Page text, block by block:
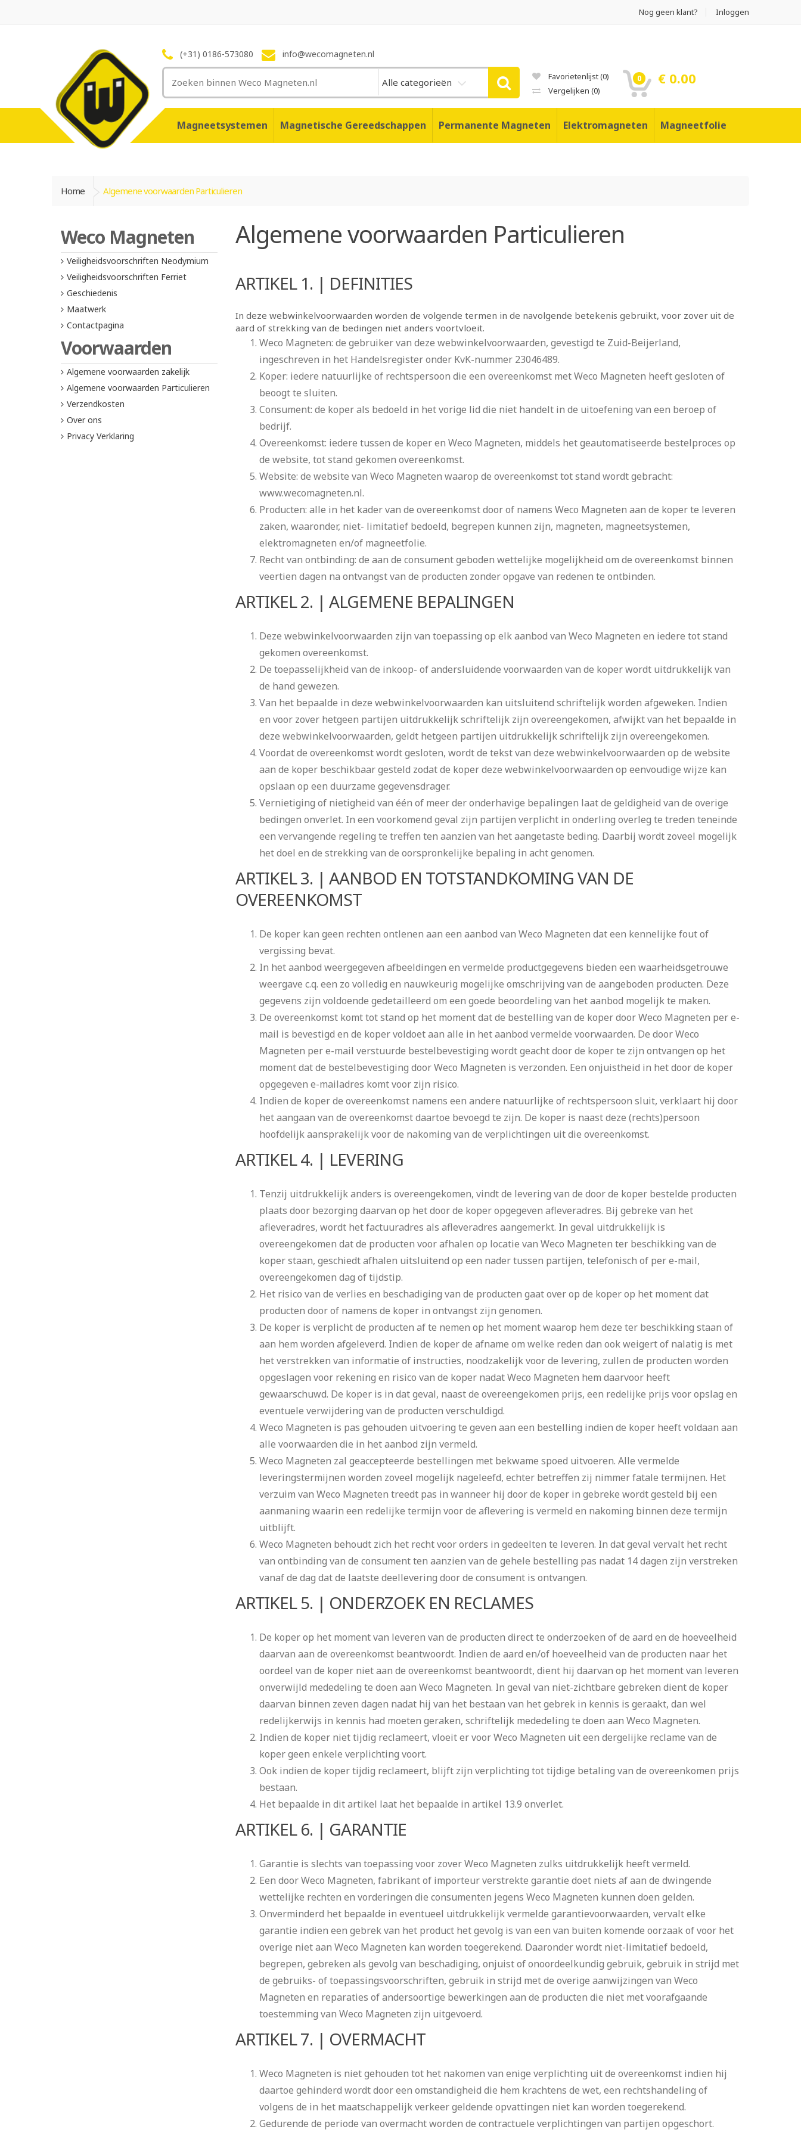
Nog geen klant? Inloggen
(+31) 0186-573080 info@wecomagneten.nl
Alle categorieën Favorietenlijst(0)
Vergelijken (0)
0 € 0.00
Magneetsystemen Magnetische Gereedschappen Permanente Magneten Elektromagneten Magneetfolie
Home Algemene voorwaarden Particulieren
Weco Magneten
Veiligheidsvoorschriften Neodymium
Veiligheidsvoorschriften Ferriet
Geschiedenis
Maatwerk
Contactpagina
Voorwaarden
Algemene voorwaarden zakelijk
Algemene voorwaarden Particulieren
Verzendkosten
Over ons
Privacy Verklaring
Algemene voorwaarden Particulieren
ARTIKEL 1. | DEFINITIES
In deze webwinkelvoorwaarden worden de volgende termen in de navolgende betekenis gebruikt, voor zover uit de
aard of strekking van de bedingen niet anders voortvloeit.
Weco Magneten: de gebruiker van deze webwinkelvoorwaarden, gevestigd te Zuid-Beijerland,
ingeschreven in het Handelsregister onder KvK-nummer 23046489.
Koper: iedere natuurlijke of rechtspersoon die een overeenkomst met Weco Magneten heeft gesloten of
beoogt te sluiten.
Consument: de koper als bedoeld in het vorige lid die niet handelt in de uitoefening van een beroep of
bedrijf.
Overeenkomst: iedere tussen de koper en Weco Magneten, middels het geautomatiseerde bestelproces op
de website, tot stand gekomen overeenkomst.
Website: de website van Weco Magneten waarop de overeenkomst tot stand wordt gebracht:
www.wecomagneten.nl.
Producten: alle in het kader van de overeenkomst door of namens Weco Magneten aan de koper te leveren
zaken, waaronder, niet- limitatief bedoeld, begrepen kunnen zijn, magneten, magneetsystemen,
elektromagneten en/of magneetfolie.
Recht van ontbinding: de aan de consument geboden wettelijke mogelijkheid om de overeenkomst binnen
veertien dagen na ontvangst van de producten zonder opgave van redenen te ontbinden.
ARTIKEL 2. | ALGEMENE BEPALINGEN
Deze webwinkelvoorwaarden zijn van toepassing op elk aanbod van Weco Magneten en iedere tot stand
gekomen overeenkomst.
De toepasselijkheid van de inkoop- of andersluidende voorwaarden van de koper wordt uitdrukkelijk van
de hand gewezen.
Van het bepaalde in deze webwinkelvoorwaarden kan uitsluitend schriftelijk worden afgeweken. Indien
en voor zover hetgeen partijen uitdrukkelijk schriftelijk zijn overeengekomen, afwijkt van het bepaalde in
deze webwinkelvoorwaarden, geldt hetgeen partijen uitdrukkelijk schriftelijk zijn overeengekomen.
Voordat de overeenkomst wordt gesloten, wordt de tekst van deze webwinkelvoorwaarden op de website
aan de koper beschikbaar gesteld zodat de koper deze webwinkelvoorwaarden op eenvoudige wijze kan
opslaan op een duurzame gegevensdrager.
Vernietiging of nietigheid van één of meer der onderhavige bepalingen laat de geldigheid van de overige
bedingen onverlet. In een voorkomend geval zijn partijen verplicht in onderling overleg te treden teneinde
een vervangende regeling te treffen ten aanzien van het aangetaste beding. Daarbij wordt zoveel mogelijk
het doel en de strekking van de oorspronkelijke bepaling in acht genomen.
ARTIKEL 3. | AANBOD EN TOTSTANDKOMING VAN DE
OVEREENKOMST
De koper kan geen rechten ontlenen aan een aanbod van Weco Magneten dat een kennelijke fout of
vergissing bevat.
In het aanbod weergegeven afbeeldingen en vermelde productgegevens bieden een waarheidsgetrouwe
weergave c.q. een zo volledig en nauwkeurig mogelijke omschrijving van de aangeboden producten. Deze
gegevens zijn voldoende gedetailleerd om een goede beoordeling van het aanbod mogelijk te maken.
De overeenkomst komt tot stand op het moment dat de bestelling van de koper door Weco Magneten per e-
mail is bevestigd en de koper voldoet aan alle in het aanbod vermelde voorwaarden. De door Weco
Magneten per e-mail verstuurde bestelbevestiging wordt geacht door de koper te zijn ontvangen op het
moment dat de bestelbevestiging door Weco Magneten is verzonden. Een onjuistheid in het door de koper
opgegeven e-mailadres komt voor zijn risico.
Indien de koper de overeenkomst namens een andere natuurlijke of rechtspersoon sluit, verklaart hij door
het aangaan van de overeenkomst daartoe bevoegd te zijn. De koper is naast deze (rechts)persoon
hoofdelijk aansprakelijk voor de nakoming van de verplichtingen uit die overeenkomst.
ARTIKEL 4. | LEVERING
Tenzij uitdrukkelijk anders is overeengekomen, vindt de levering van de door de koper bestelde producten
plaats door bezorging daarvan op het door de koper opgegeven afleveradres. Bij gebreke van het
afleveradres, wordt het factuuradres als afleveradres aangemerkt. In geval uitdrukkelijk is
overeengekomen dat de producten voor afhalen op locatie van Weco Magneten ter beschikking van de
koper staan, geschiedt afhalen uitsluitend op een nader tussen partijen, telefonisch of per e-mail,
overeengekomen dag of tijdstip.
Het risico van de verlies en beschadiging van de producten gaat over op de koper op het moment dat
producten door of namens de koper in ontvangst zijn genomen.
De koper is verplicht de producten af te nemen op het moment waarop hem deze ter beschikking staan of
aan hem worden afgeleverd. Indien de koper de afname om welke reden dan ook weigert of nalatig is met
het verstrekken van informatie of instructies, noodzakelijk voor de levering, zullen de producten worden
opgeslagen voor rekening en risico van de koper nadat Weco Magneten hem daarvoor heeft
gewaarschuwd. De koper is in dat geval, naast de overeengekomen prijs, een redelijke prijs voor opslag en
eventuele verwijdering van de producten verschuldigd.
Weco Magneten is pas gehouden uitvoering te geven aan een bestelling indien de koper heeft voldaan aan
alle voorwaarden die in het aanbod zijn vermeld.
Weco Magneten zal geaccepteerde bestellingen met bekwame spoed uitvoeren. Alle vermelde
leveringstermijnen worden zoveel mogelijk nageleefd, echter betreffen zij nimmer fatale termijnen. Het
verzuim van Weco Magneten treedt pas in wanneer hij door de koper in gebreke wordt gesteld bij een
aanmaning waarin een redelijke termijn voor de aflevering is vermeld en nakoming binnen deze termijn
uitblijft.
Weco Magneten behoudt zich het recht voor orders in gedeelten te leveren. In dat geval vervalt het recht
van ontbinding van de consument ten aanzien van de gehele bestelling pas nadat 14 dagen zijn verstreken
vanaf de dag dat de laatste deellevering door de consument is ontvangen.
ARTIKEL 5. | ONDERZOEK EN RECLAMES
De koper op het moment van leveren van de producten direct te onderzoeken of de aard en de hoeveelheid
daarvan aan de overeenkomst beantwoordt. Indien de aard en/of hoeveelheid van de producten naar het
oordeel van de koper niet aan de overeenkomst beantwoordt, dient hij daarvan op het moment van leveren
onverwijld mededeling te doen aan Weco Magneten. In geval van niet-zichtbare gebreken dient de koper
daarvan binnen zeven dagen nadat hij van het bestaan van het gebrek in kennis is geraakt, dan wel
redelijkerwijs in kennis had moeten geraken, schriftelijk mededeling te doen aan Weco Magneten.
Indien de koper niet tijdig reclameert, vloeit er voor Weco Magneten uit een dergelijke reclame van de
koper geen enkele verplichting voort.
Ook indien de koper tijdig reclameert, blijft zijn verplichting tot tijdige betaling van de overeenkomen prijs
bestaan.
Het bepaalde in dit artikel laat het bepaalde in artikel 13.9 onverlet.
ARTIKEL 6. | GARANTIE
Garantie is slechts van toepassing voor zover Weco Magneten zulks uitdrukkelijk heeft vermeld.
Een door Weco Magneten, fabrikant of importeur verstrekte garantie doet niets af aan de dwingende
wettelijke rechten en vorderingen die consumenten jegens Weco Magneten kunnen doen gelden.
Onverminderd het bepaalde in eventueel uitdrukkelijk vermelde garantievoorwaarden, vervalt elke
garantie indien een gebrek van het product het gevolg is van een van buiten komende oorzaak of voor het
overige niet aan Weco Magneten kan worden toegerekend. Daaronder wordt niet-limitatief bedoeld,
begrepen, gebreken als gevolg van beschadiging, onjuist of onoordeelkundig gebruik, gebruik in strijd met
de gebruiks- of toepassingsvoorschriften, gebruik in strijd met de overige aanwijzingen van Weco
Magneten en reparaties of andersoortige bewerkingen aan de producten die niet met voorafgaande
toestemming van Weco Magneten zijn uitgevoerd.
ARTIKEL 7. | OVERMACHT
Weco Magneten is niet gehouden tot het nakomen van enige verplichting uit de overeenkomst indien hij
daartoe gehinderd wordt door een omstandigheid die hem krachtens de wet, een rechtshandeling of
volgens de in het maatschappelijk verkeer geldende opvattingen niet kan worden toegerekend.
Gedurende de periode van overmacht worden de contractuele verplichtingen van partijen opgeschort.